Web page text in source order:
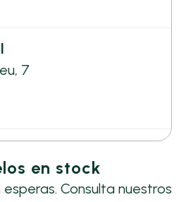
7
en stock
Consulta nuestros